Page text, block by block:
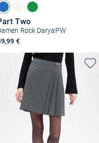
Two
Rock DaryaPW
€